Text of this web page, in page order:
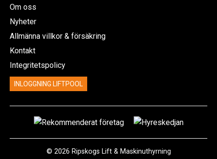
Om oss
Nyheter
Allmänna villkor & försäkring
Kontakt
Integritetspolicy
INLOGGNING LIFTPOOL
© 2026 Ripskogs Lift & Maskinuthyrning